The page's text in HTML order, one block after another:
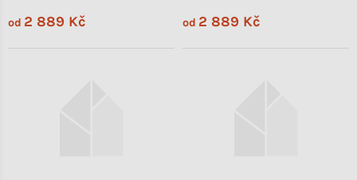
od 2 889 Kč od 2 889 Kč